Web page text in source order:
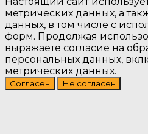
метрических данных, а
данных, в том числе с
форм. Продолжая
выражаете согласие на
персональных данных,
метрических данных.
Согласен Не согласен